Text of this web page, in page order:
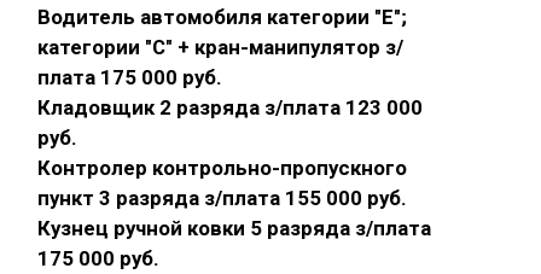
Водитель автомобиля категории "E";
категории "С" + кран-манипулятор з/
плата 175 000 руб.
Кладовщик 2 разряда з/плата 123 000
руб.
Контролер контрольно-пропускного
пункт 3 разряда з/плата 155 000 руб.
Кузнец ручной ковки 5 разряда з/плата
175 000 руб.